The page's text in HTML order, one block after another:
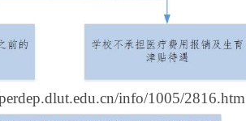
info/1005/2816.htm